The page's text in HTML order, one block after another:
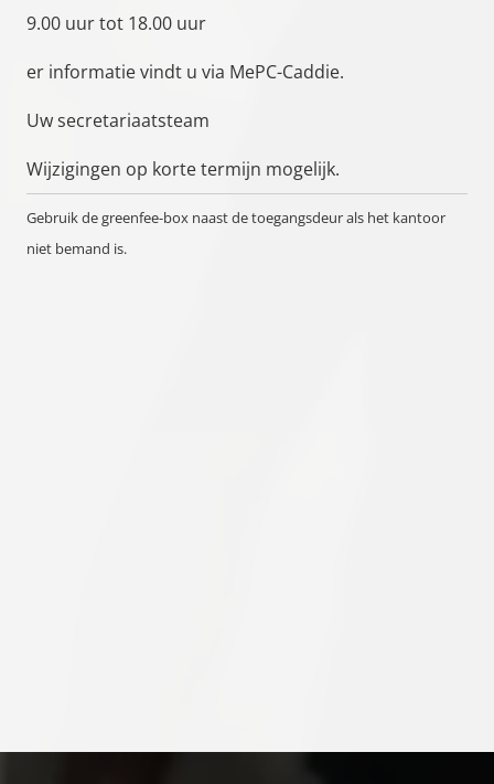
9.00 uur tot 18.00 uur
er informatie vindt u via MePC-Caddie.
Uw secretariaatsteam
Wijzigingen op korte termijn mogelijk.
Gebruik de greenfee-box naast de toegangsdeur als het kantoor
niet bemand is.